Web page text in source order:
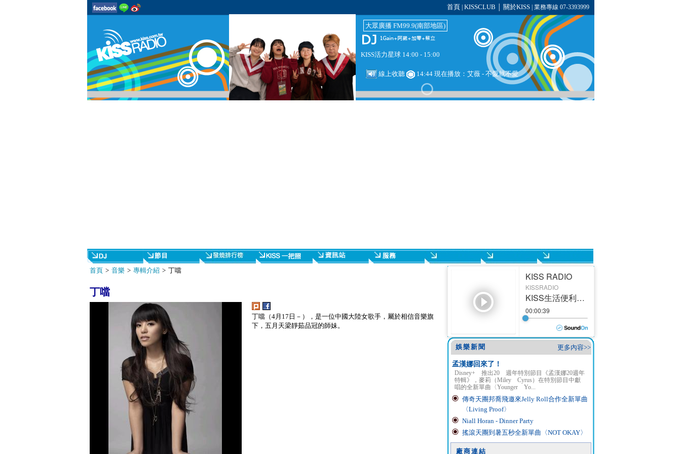
首頁 KISSCLUB 關於KISS| 業務專線 07-3393999
大眾廣播 FM99.9(南部地區)
KISS活力星球 14:00 - 15:00
線上收聽 14:44 現在播放： 艾薇- 不愛就不愛
首頁> 音樂> 專輯介紹 > 丁噹
丁噹
丁噹（4月17日－），是一位中國大陸女歌手，屬於相信音樂旗
下，五月天梁靜茹品冠的師妹。
更多內容>>
娛樂新聞
孟漢娜回來了！
Disney+ 推出20 週年特別節目《孟漢娜20週年
特輯》，麥莉（Miley Cyrus）在特別節目中獻
唱的全新單曲〈Younger Yo...
傳奇天團邦喬飛邀來Jelly Roll合作全新單曲
〈Living Proof〉
Niall Horan - Dinner Party
搖滾天團到暑五秒全新單曲〈NOT OKAY〉
廠商連結